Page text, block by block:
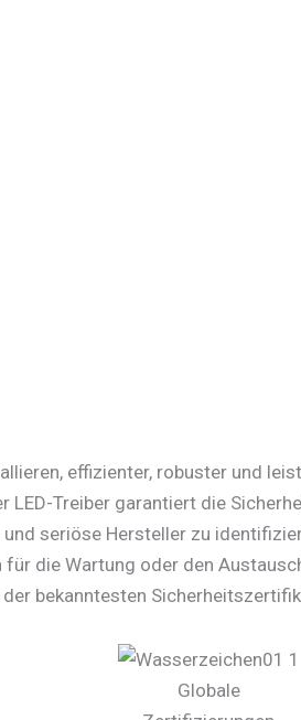
effizienter, robuster und
Treiber garantiert die
seriöse Hersteller zu
die Wartung oder den
bekanntesten
Globale